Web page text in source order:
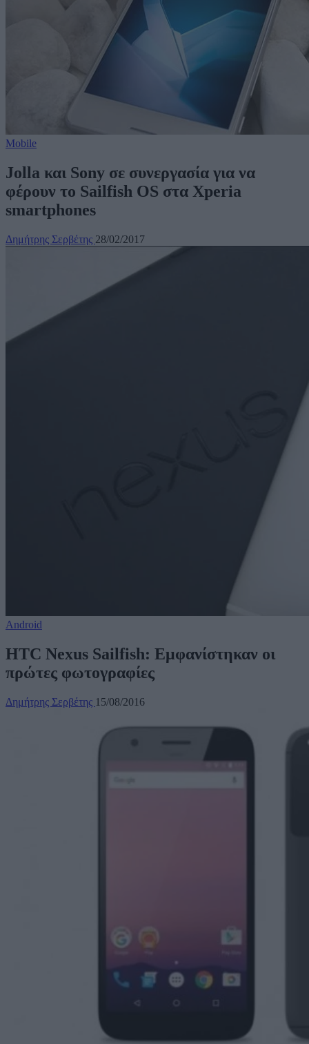
Mobile
Jolla και Sony σε συνεργασία για να
φέρουν το Sailfish OS στα Xperia
smartphones
Δημήτρης Σερβέτης 28/02/2017
Android
HTC Nexus Sailfish: Εμφανίστηκαν οι
πρώτες φωτογραφίες
Δημήτρης Σερβέτης 15/08/2016